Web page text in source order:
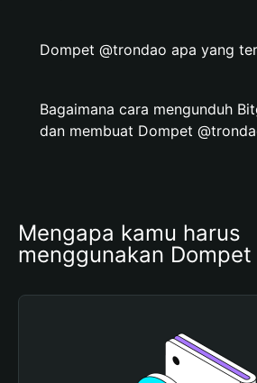
Dompet @trondao apa yang
Bagaimana cara mengunduh
dan membuat Dompet
Mengapa kamu harus
menggunakan